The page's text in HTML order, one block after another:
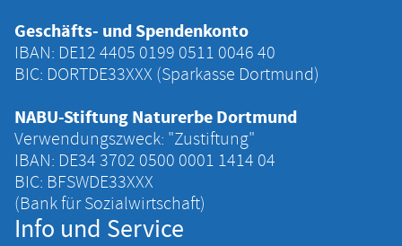
Geschäfts- und Spendenkonto
IBAN: DE12 4405 ‍0199 ‍0511 ‍0046 ‍40
BIC: DORTDE33XXX (Sparkasse Dortmund)
NABU-Stiftung Naturerbe Dortmund
Verwendungszweck: "Zustiftung"
IBAN: DE34 ‍3702 ‍0500 ‍0001 ‍1414 ‍04
BIC: BFSWDE33XXX
(Bank für Sozialwirtschaft)
Info und Service